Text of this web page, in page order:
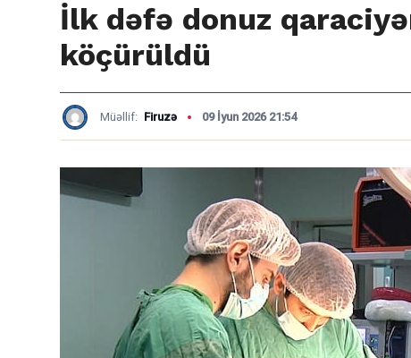
İlk dəfə donuz
köçürüldü
Müəllif: Firuzə 09 İyun 2026 21:54